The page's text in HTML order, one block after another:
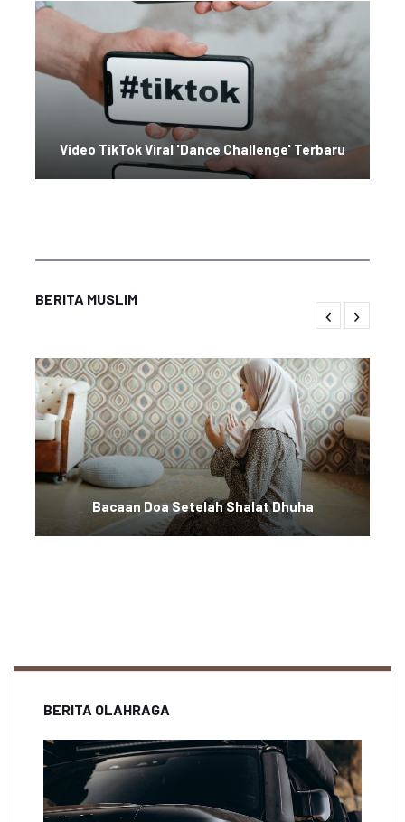
Video TikTok Viral 'Dance Challenge' Terbaru
BERITA MUSLIM
Bacaan Doa Setelah Shalat Dhuha
BERITA OLAHRAGA